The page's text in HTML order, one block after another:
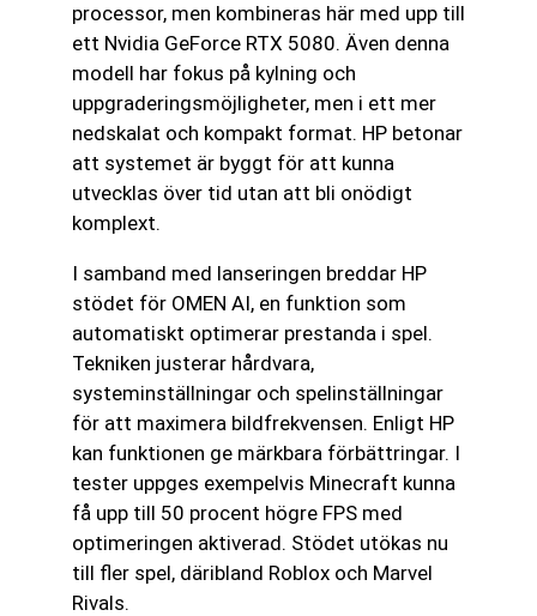
processor, men kombineras här med upp till
ett Nvidia GeForce RTX 5080. Även denna
modell har fokus på kylning och
uppgraderingsmöjligheter, men i ett mer
nedskalat och kompakt format. HP betonar
att systemet är byggt för att kunna
utvecklas över tid utan att bli onödigt
komplext.
I samband med lanseringen breddar HP
stödet för OMEN AI, en funktion som
automatiskt optimerar prestanda i spel.
Tekniken justerar hårdvara,
systeminställningar och spelinställningar
för att maximera bildfrekvensen. Enligt HP
kan funktionen ge märkbara förbättringar. I
tester uppges exempelvis Minecraft kunna
få upp till 50 procent högre FPS med
optimeringen aktiverad. Stödet utökas nu
till fler spel, däribland Roblox och Marvel
Rivals.